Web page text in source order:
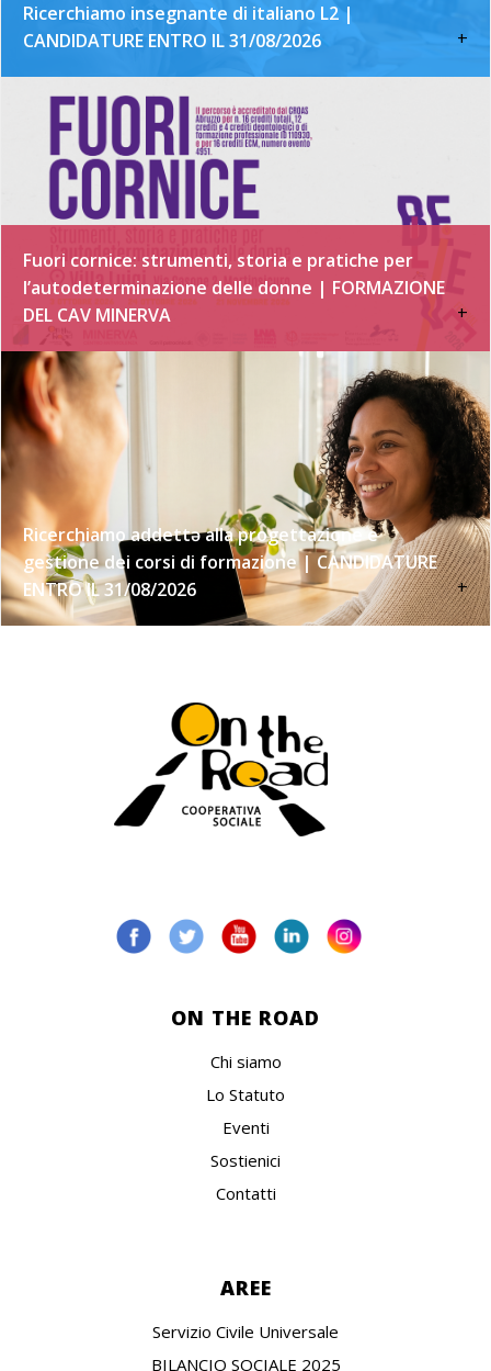
Ricerchiamo insegnante di italiano L2 |
CANDIDATURE ENTRO IL 31/08/2026
+
Fuori cornice: strumenti, storia e pratiche per
l’autodeterminazione delle donne | FORMAZIONE
DEL CAV MINERVA
+
Ricerchiamo addettə alla progettazione e
gestione dei corsi di formazione | CANDIDATURE
ENTRO IL 31/08/2026
+
ON THE ROAD
Chi siamo
Lo Statuto
Eventi
Sostienici
Contatti
AREE
Servizio Civile Universale
BILANCIO SOCIALE 2025